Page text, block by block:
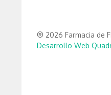
® 2026 Farmacia de
Desarrollo Web